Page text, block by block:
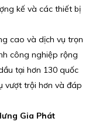
kế và các thiết bị
cao và dịch vụ trọn
công nghiệp rộng
tại hơn 130 quốc
vượt trội hơn và đáp
Gia Phát